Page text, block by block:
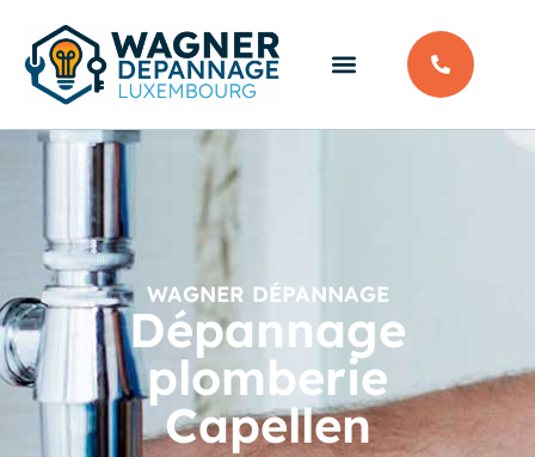
WAGNER DÉPANNAGE
Dépannage
plomberie
Capellen